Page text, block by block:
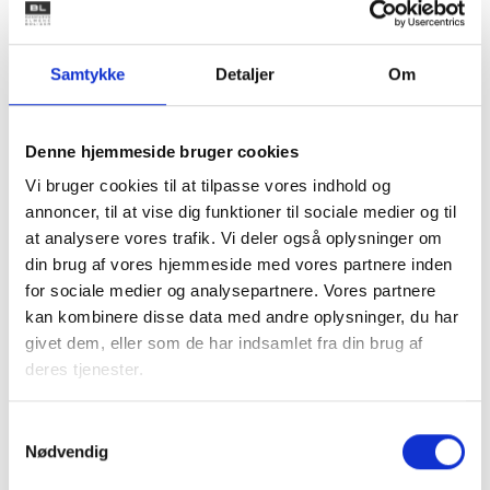
Samtykke Detaljer Om
Denne hjemmeside bruger cookies
Vi bruger cookies til at tilpasse vores indhold og
annoncer, til at vise dig funktioner til sociale medier og til
at analysere vores trafik. Vi deler også oplysninger om
din brug af vores hjemmeside med vores partnere inden
for sociale medier og analysepartnere. Vores partnere
kan kombinere disse data med andre oplysninger, du har
givet dem, eller som de har indsamlet fra din brug af
deres tjenester.
Nødvendig
stigning i antallet af speciallægebesøg blandt ældre
fysioterapi steget, hvilket kan indikere, at de ældre
tidligere kunne har haft svært ved at tilgå på grund af fx
afstand eller mobilitetsudfordringer.
Tabel 1. Gennemsnitligt antal lægebesøg pr. person,
65+ år